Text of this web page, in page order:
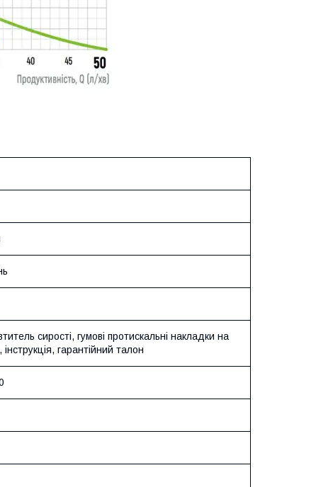
сирості, гумові протискальні накладки на
інструкція, гарантійний талон